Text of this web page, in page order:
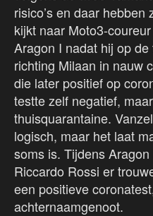
risico’s en daar
kijkt naar Moto3-
Aragon I nadat hij op
richting Milaan in nauw
die later positief op
testte zelf negatief,
thuisquarantaine.
logisch, maar het laat
soms is. Tijdens
Riccardo Rossi er
een positieve
achternaamgenoot.